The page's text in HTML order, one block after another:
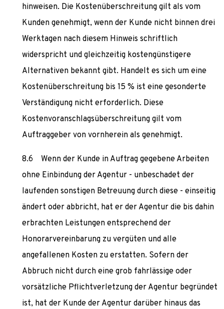
hinweisen. Die Kostenüberschreitung gilt als vom
Kunden genehmigt, wenn der Kunde nicht binnen drei
Werktagen nach diesem Hinweis schriftlich
widerspricht und gleichzeitig kostengünstigere
Alternativen bekannt gibt. Handelt es sich um eine
Kostenüberschreitung bis 15 % ist eine gesonderte
Verständigung nicht erforderlich. Diese
Kostenvoranschlagsüberschreitung gilt vom
Auftraggeber von vornherein als genehmigt.
Wenn der Kunde in Auftrag gegebene Arbeiten
ohne Einbindung der Agentur - unbeschadet der
laufenden sonstigen Betreuung durch diese - einseitig
ändert oder abbricht, hat er der Agentur die bis dahin
erbrachten Leistungen entsprechend der
Honorarvereinbarung zu vergüten und alle
angefallenen Kosten zu erstatten. Sofern der
Abbruch nicht durch eine grob fahrlässige oder
vorsätzliche Pflichtverletzung der Agentur begründet
ist, hat der Kunde der Agentur darüber hinaus das